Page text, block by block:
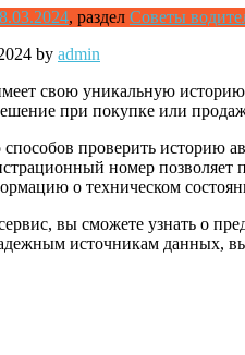
, раздел Советы
by admin
свою уникальную
при покупке или
способов проверить историю
номер
о техническом
вы сможете узнать о
источникам данных,